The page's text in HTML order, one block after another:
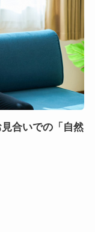
合いでの「自然